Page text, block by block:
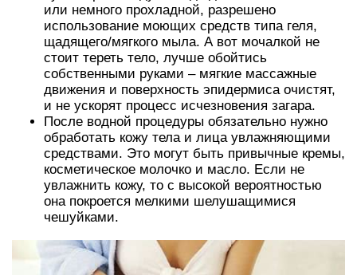
или немного прохладной, разрешено
использование моющих средств типа геля,
щадящего/мягкого мыла. А вот мочалкой не
стоит тереть тело, лучше обойтись
собственными руками – мягкие массажные
движения и поверхность эпидермиса очистят,
и не ускорят процесс исчезновения загара.
После водной процедуры обязательно нужно
обработать кожу тела и лица увлажняющими
средствами. Это могут быть привычные кремы,
косметическое молочко и масло. Если не
увлажнить кожу, то с высокой вероятностью
она покроется мелкими шелушащимися
чешуйками.